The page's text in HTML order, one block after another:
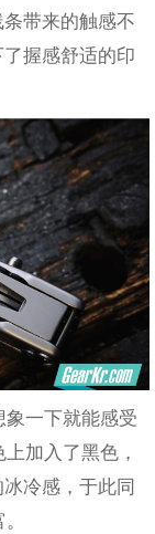
带来的触感不
握感舒适的印
象一下就能感受
加入了黑色，
冷感，于此同